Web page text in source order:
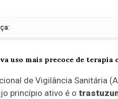
de Vigilância Sanitária
princípio ativo é o